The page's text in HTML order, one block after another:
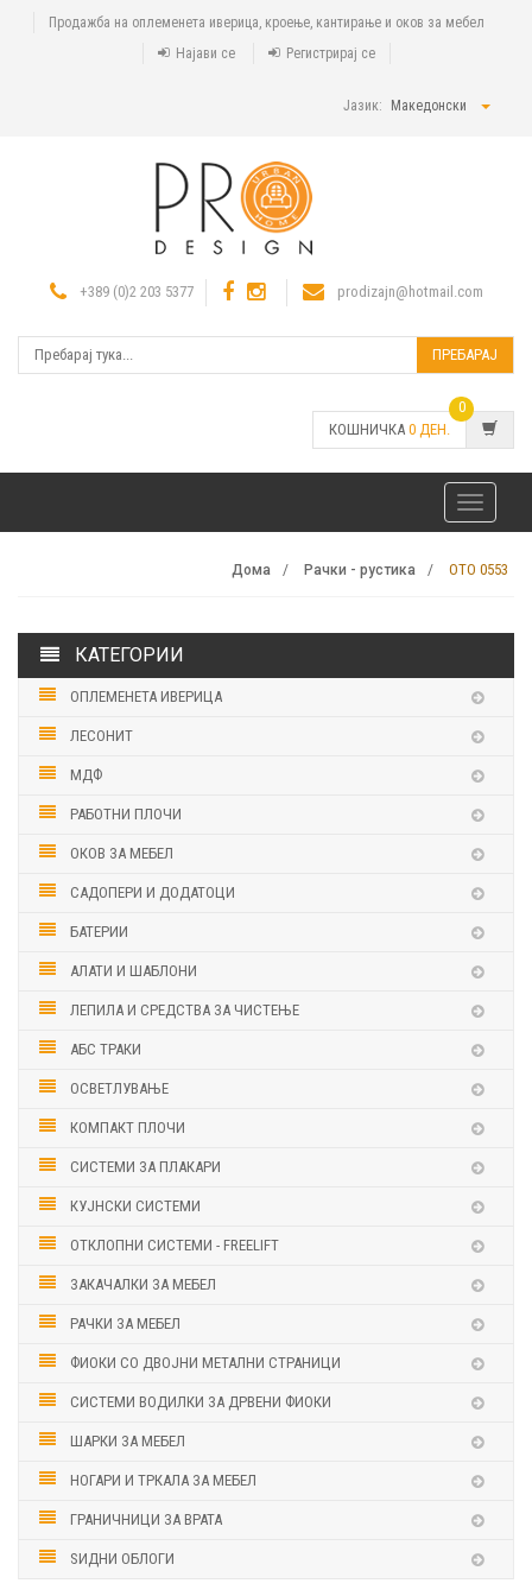
Продажба на оплеменета иверица, кроење, кантирање и оков за мебел
Најави се
Регистрирај се
Јазик: Македонски
+389 (0)2 203 5377 prodizajn@hotmail.com
ПРЕБАРАЈ
КОШНИЧКА 0 ДЕН.
0
Toggle
navigation
Дома Рачки - рустика OTO 0553
КАТЕГОРИИ
ОПЛЕМЕНЕТА ИВЕРИЦА
ЛЕСОНИТ
МДФ
РАБОТНИ ПЛОЧИ
ОКОВ ЗА МЕБЕЛ
САДОПЕРИ И ДОДАТОЦИ
БАТЕРИИ
АЛАТИ И ШАБЛОНИ
ЛЕПИЛА И СРЕДСТВА ЗА ЧИСТЕЊЕ
АБС ТРАКИ
ОСВЕТЛУВАЊЕ
КОМПАКТ ПЛОЧИ
СИСТЕМИ ЗА ПЛАКАРИ
КУЈНСКИ СИСТЕМИ
ОТКЛОПНИ СИСТЕМИ - FREELIFT
ЗАКАЧАЛКИ ЗА МЕБЕЛ
РАЧКИ ЗА МЕБЕЛ
ФИОКИ СО ДВОЈНИ МЕТАЛНИ СТРАНИЦИ
СИСТЕМИ ВОДИЛКИ ЗА ДРВЕНИ ФИОКИ
ШАРКИ ЗА МЕБЕЛ
НОГАРИ И ТРКАЛА ЗА МЕБЕЛ
ГРАНИЧНИЦИ ЗА ВРАТА
ЅИДНИ ОБЛОГИ